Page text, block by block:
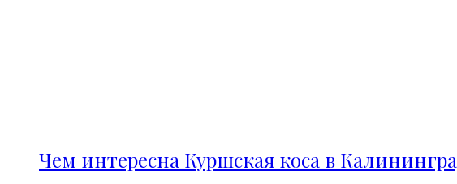
Чем интересна Куршская коса в